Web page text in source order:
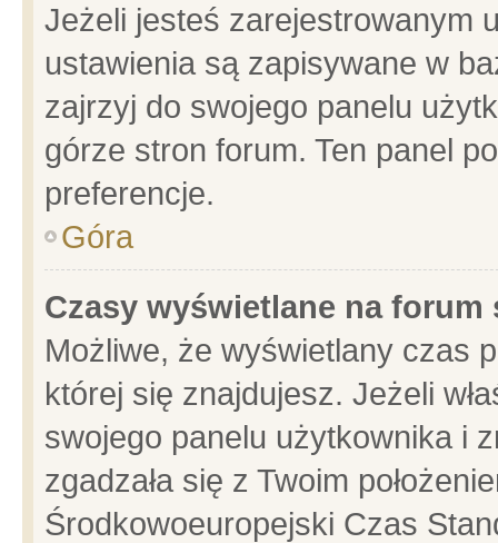
Jeżeli jesteś zarejestrowanym
ustawienia są zapisywane w
zajrzyj do swojego panelu
górze stron forum. Ten panel
preferencje.
Góra
Czasy wyświetlane na forum
Możliwe, że wyświetlany czas
której się znajdujesz. Jeżeli
swojego panelu użytkownika i
zgadzała się z Twoim
Środkowoeuropejski Czas